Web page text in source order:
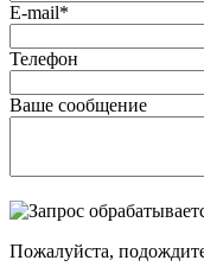
E-mail*
Телефон
Ваше сообщение
Пожалуйста,